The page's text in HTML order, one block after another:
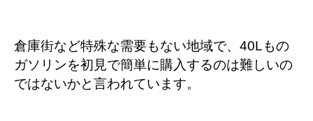
倉庫街など特殊な需要もない地域で、40Lもの
ガソリンを初見で簡単に購入するのは難しいの
ではないかと言われています。